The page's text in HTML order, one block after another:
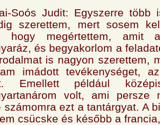
Soós Judit: Egyszerre több
szerettem, mert sosem
hogy megértettem, amit
és begyakorlom a
is nagyon szerettem,
imádott tevékenységet,
Emellett például
volt, ami persze
számomra ezt a tantárgyat. A
csücske és később a